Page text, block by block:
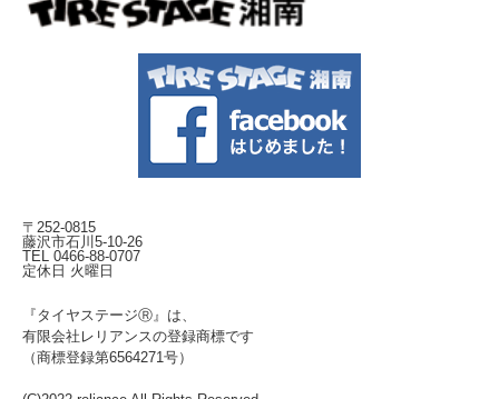
〒252-0815
藤沢市石川5-10-26
TEL 0466-88-0707
定休日 火曜日
『タイヤステージⓇ』は、
有限会社レリアンスの登録商標です
（商標登録第6564271号）